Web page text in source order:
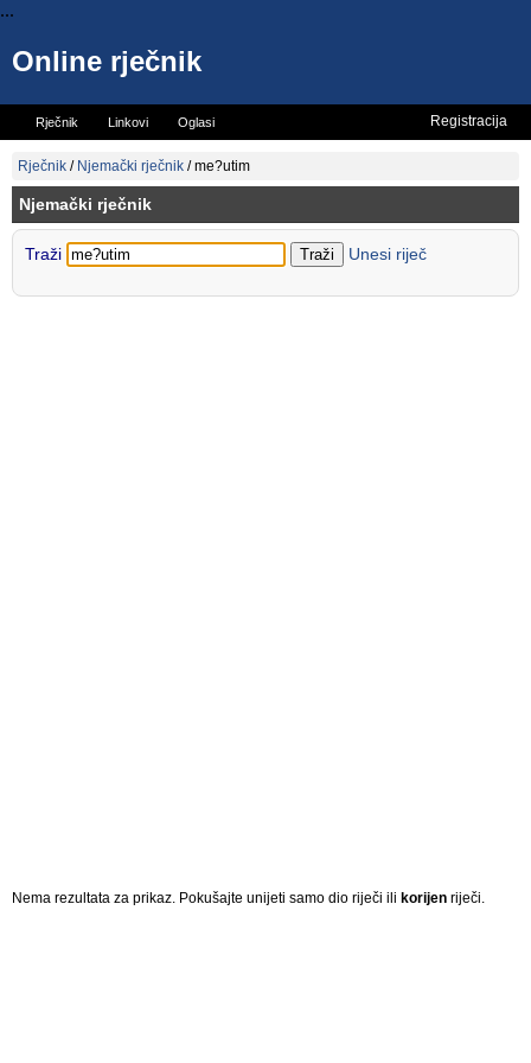
...
Online rječnik
Rječnik Linkovi Oglasi
Vicevi Mini rječnik
Registracija
Rječnik / Njemački rječnik /me?utim
Njemački rječnik
Traži Unesi riječ
Nema rezultata za prikaz. Pokušajte unijeti samo dio riječi ili korijen riječi.